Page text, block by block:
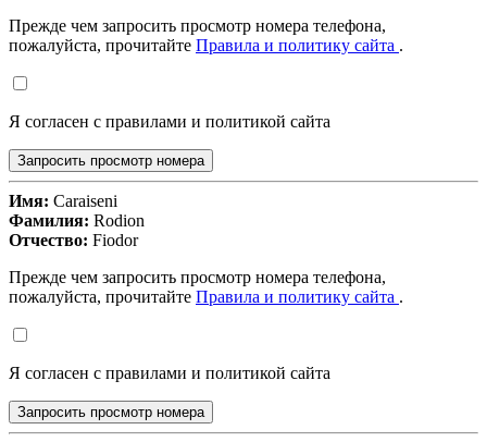
Прежде чем запросить просмотр номера телефона,
пожалуйста, прочитайте Правила и политику сайта .
Я согласен с правилами и политикой сайта
Запросить просмотр номера
Имя: Caraiseni
Фамилия: Rodion
Отчество: Fiodor
Прежде чем запросить просмотр номера телефона,
пожалуйста, прочитайте Правила и политику сайта .
Я согласен с правилами и политикой сайта
Запросить просмотр номера